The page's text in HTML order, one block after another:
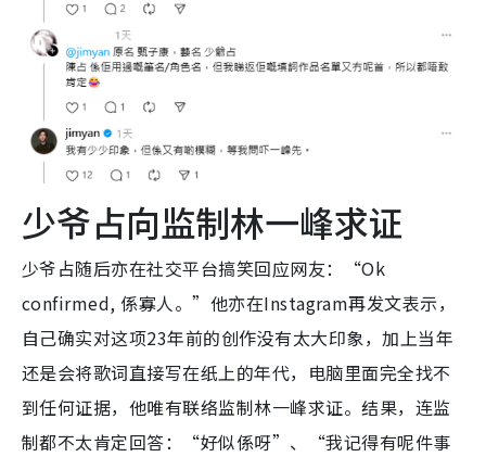
少爷占向监制林一峰求证
少爷占随后亦在社交平台搞笑回应网友：“Ok
confirmed, 係寡人。”他亦在Instagram再发文表示，
自己确实对这项23年前的创作没有太大印象，加上当年
还是会将歌词直接写在纸上的年代，电脑里面完全找不
到任何证据，他唯有联络监制林一峰求证。结果，连监
制都不太肯定回答：“好似係呀”、“我记得有呢件事